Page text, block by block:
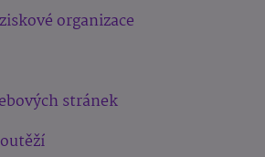
organizace
stránek